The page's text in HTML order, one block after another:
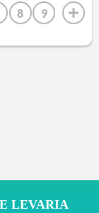
8
9
LEVARIA